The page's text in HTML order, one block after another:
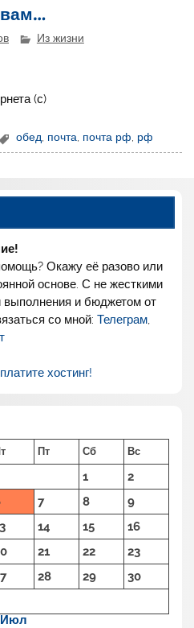
Из жизни
(с)
обед, почта, почта рф, рф
Окажу её разово или
основе. С не жесткими
выполнения и бюджетом от
со мной:Телеграм,
хостинг!
Пт Сб Вс
1
2
7 8
9
14 15
16
21 22
23
28 29
30